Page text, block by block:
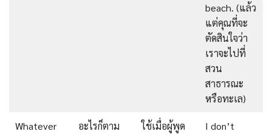
beach. (แล้ว
แต่คุณที่จะ
ตัดสินใจว่า
เราจะไปที่
สวน
สาธารณะ
หรือทะเล)
Whatever
อะไรก็ตาม
ใช้เมื่อผู้พูด
I don’t